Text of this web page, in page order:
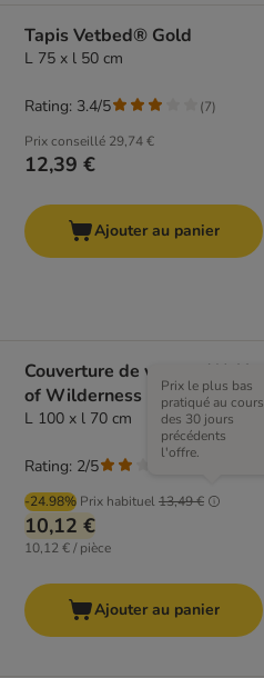
Tapis Vetbed® Gold
L 75 x l 50 cm
Prix conseillé 29,74 €
12,39 €
Rating: 3.4/5 (7)
Ajouter au panier
Couverture de voyage Wolf
of Wilderness
L 100 x l 70 cm
-24.98% Prix habituel13,49 €
Prix le plus bas
pratiqué au cours
des 30 jours
précédents
l'offre.
10,12 €
10,12 € / pièce
Rating: 2/5
Ajouter au panier